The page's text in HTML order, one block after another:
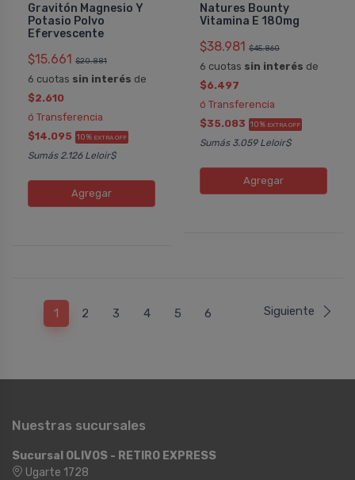
Gravitón Magnesio Y
Potasio Polvo
Efervescente
$15.661 $20.881
6 cuotas sin interés de
$2.610
ó Transferencia
$14.095 10% EXTRA OFF
Sumás 2.126 Leloir$
Agregar
Natures Bounty
Vitamina E 180mg
$38.981 $45.860
6 cuotas sin interés de
$6.497
ó Transferencia
$35.083 10% EXTRA OFF
Sumás 3.059 Leloir$
Agregar
1 2 3 4 5 6 Siguiente
Nuestras sucursales
Sucursal OLIVOS - RETIRO EXPRESS
Ugarte 1728